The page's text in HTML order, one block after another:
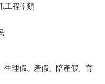
工程學類
生理假、產假、陪產假、育